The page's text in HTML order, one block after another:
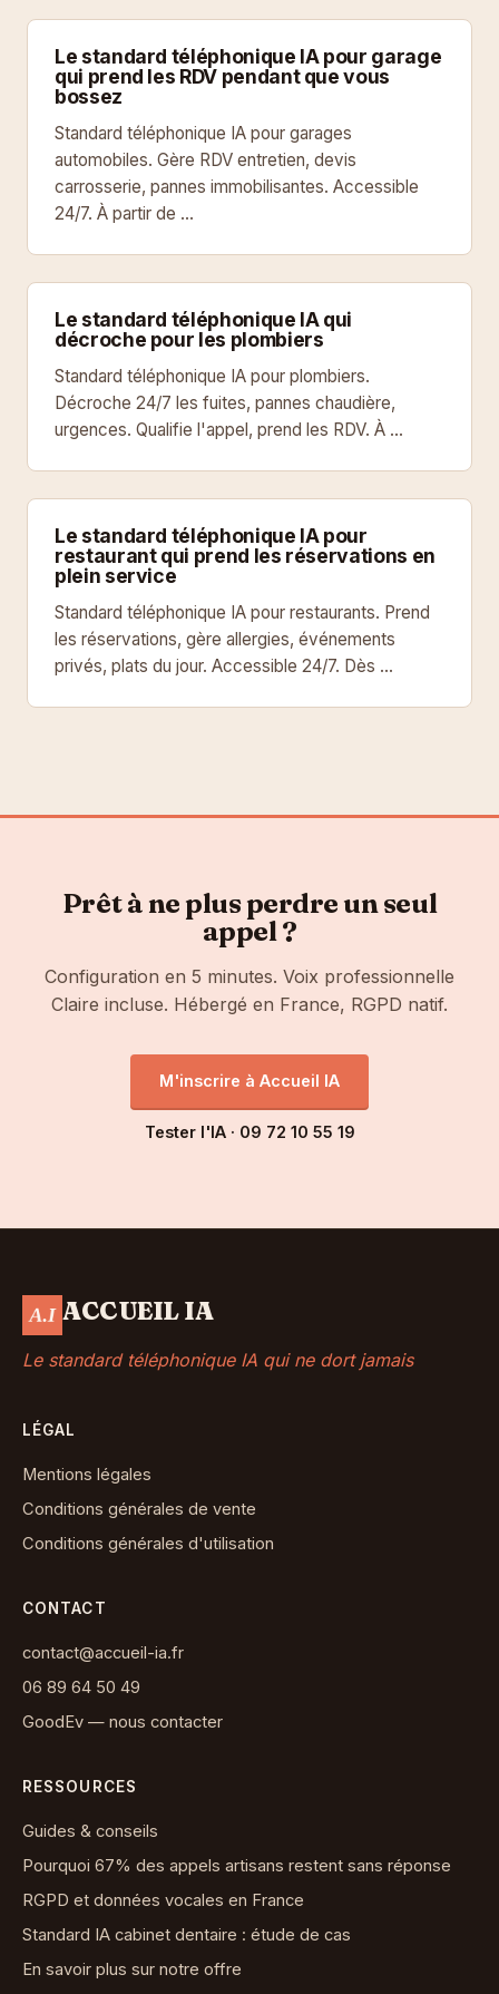
Le standard téléphonique IA pour garage
qui prend les RDV pendant que vous
bossez
Standard téléphonique IA pour garages
automobiles. Gère RDV entretien, devis
carrosserie, pannes immobilisantes. Accessible
24/7. À partir de …
Le standard téléphonique IA qui
décroche pour les plombiers
Standard téléphonique IA pour plombiers.
Décroche 24/7 les fuites, pannes chaudière,
urgences. Qualifie l'appel, prend les RDV. À …
Le standard téléphonique IA pour
restaurant qui prend les réservations en
plein service
Standard téléphonique IA pour restaurants. Prend
les réservations, gère allergies, événements
privés, plats du jour. Accessible 24/7. Dès …
Prêt à ne plus perdre un seul
appel ?
Configuration en 5 minutes. Voix professionnelle
Claire incluse. Hébergé en France, RGPD natif.
M'inscrire à Accueil IA
Tester l'IA · 09 72 10 55 19
ACCUEIL IA
Le standard téléphonique IA qui ne dort jamais
LÉGAL
Mentions légales
Conditions générales de vente
Conditions générales d'utilisation
CONTACT
contact@accueil-ia.fr
06 89 64 50 49
GoodEv — nous contacter
RESSOURCES
Guides & conseils
Pourquoi 67% des appels artisans restent sans réponse
RGPD et données vocales en France
Standard IA cabinet dentaire : étude de cas
En savoir plus sur notre offre